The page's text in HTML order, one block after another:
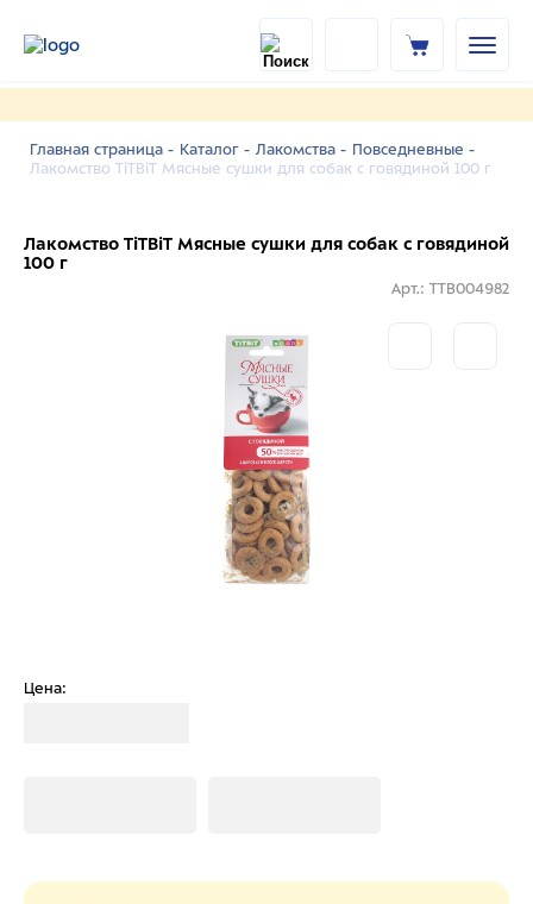
Главная страница - Каталог - Лакомства - Повседневные -
Лакомство TiTBiT Мясные сушки для собак с говядиной 100 г
Лакомство TiTBiT Мясные сушки для собак с говядиной
100 г
Арт.: TTB004982
Цена: